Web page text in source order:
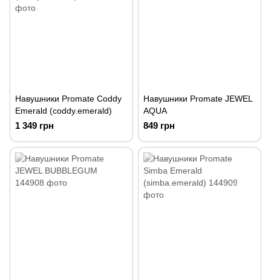
Навушники Promate Coddy
Emerald (coddy.emerald)
1 349 грн
Навушники Promate JEWEL
AQUA
849 грн